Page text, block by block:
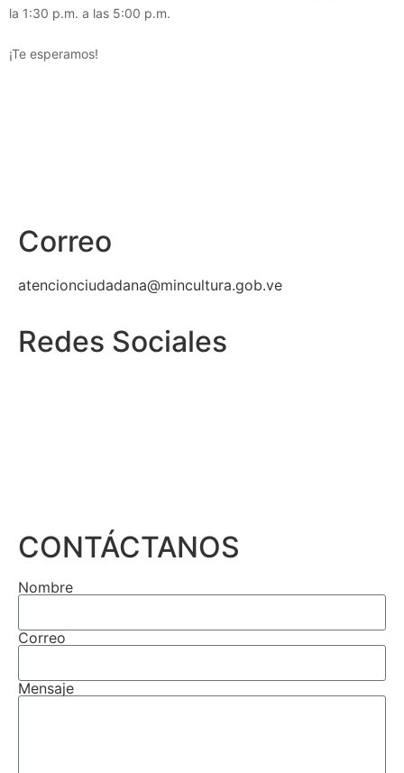
la 1:30 p.m. a las 5:00 p.m.
¡Te esperamos!
Correo
atencionciudadana@mincultura.gob.ve
Redes Sociales
CONTÁCTANOS
Nombre
Correo
Mensaje